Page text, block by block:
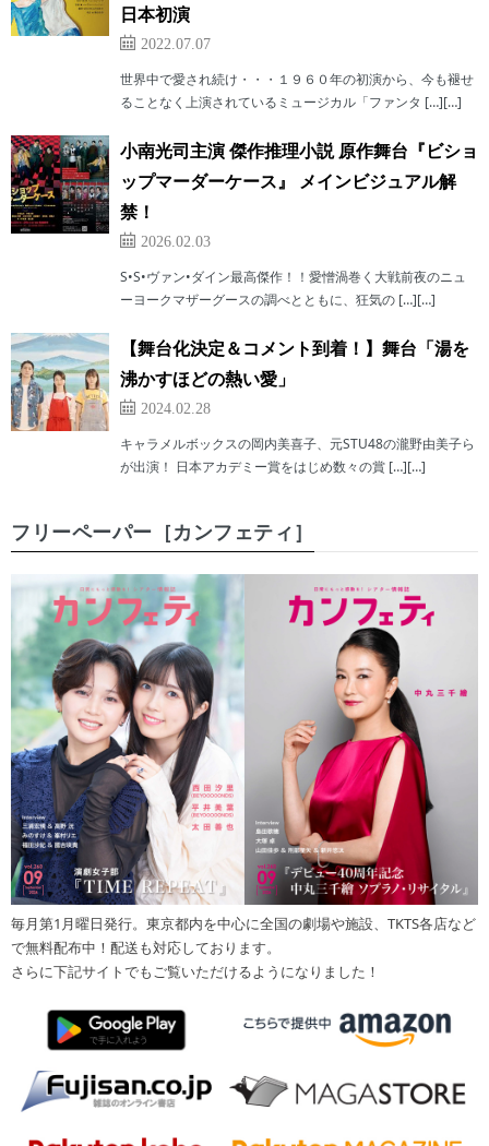
日本初演
2022.07.07
世界中で愛され続け・・・１９６０年の初演から、今も褪せ
ることなく上演されているミュージカル「ファンタ […][…]
小南光司主演 傑作推理小説 原作舞台『ビショ
ップマーダーケース』 メインビジュアル解
禁！
2026.02.03
S•S•ヴァン•ダイン最高傑作！！愛憎渦巻く大戦前夜のニュ
ーヨークマザーグースの調べとともに、狂気の […][…]
【舞台化決定＆コメント到着！】舞台「湯を
沸かすほどの熱い愛」
2024.02.28
キャラメルボックスの岡内美喜子、元STU48の瀧野由美子ら
が出演！ 日本アカデミー賞をはじめ数々の賞 […][…]
フリーペーパー［カンフェティ］
毎月第1月曜日発行。東京都内を中心に全国の劇場や施設、TKTS各店など
で無料配布中！配送も対応しております。
さらに下記サイトでもご覧いただけるようになりました！